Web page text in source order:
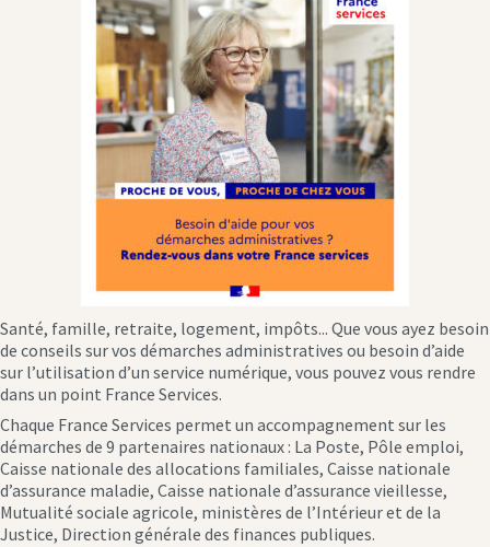
Santé, famille, retraite, logement, impôts... Que vous ayez besoin
de conseils sur vos démarches administratives ou besoin d’aide
sur l’utilisation d’un service numérique, vous pouvez vous rendre
dans un point France Services.
Chaque France Services permet un accompagnement sur les
démarches de 9 partenaires nationaux : La Poste, Pôle emploi,
Caisse nationale des allocations familiales, Caisse nationale
d’assurance maladie, Caisse nationale d’assurance vieillesse,
Mutualité sociale agricole, ministères de l’Intérieur et de la
Justice, Direction générale des finances publiques.